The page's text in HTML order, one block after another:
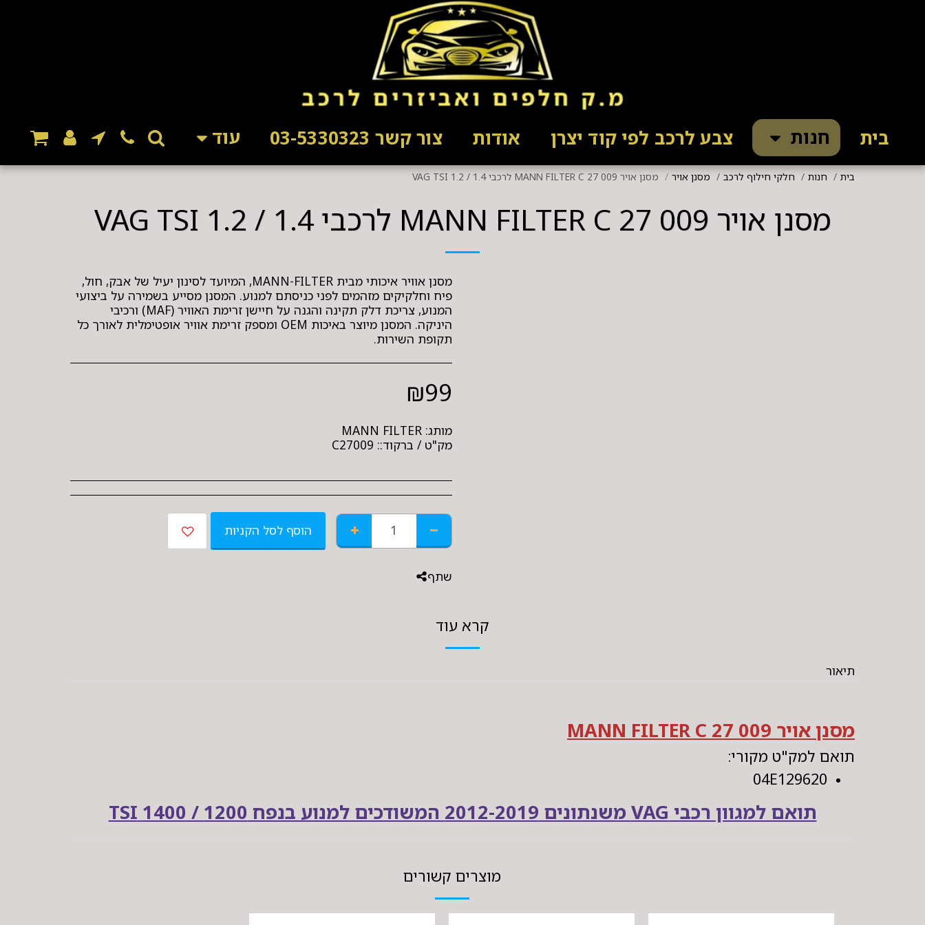
בית חנות צבע לרכב לפי קוד יצרן אודות צור קשר 03-5330323 עוד
בית חנות חלקי חילוף לרכב מסנן אויר מסנן אויר MANN FILTER C 27 009 לרכבי VAG TSI 1.2 / 1.4
מסנן אויר MANN FILTER C 27 009 לרכבי VAG TSI 1.2 / 1.4
מסנן אוויר איכותי מבית MANN-FILTER, המיועד לסינון יעיל של אבק, חול,
פיח וחלקיקים מזהמים לפני כניסתם למנוע. המסנן מסייע בשמירה על ביצועי
המנוע, צריכת דלק תקינה והגנה על חיישן זרימת האוויר (MAF) ורכיבי
היניקה. המסנן מיוצר באיכות OEM ומספק זרימת אוויר אופטימלית לאורך כל
תקופת השירות.
₪99
מותג: MANN FILTER
מק"ט / ברקוד:: C27009
הוסף לסל הקניות
שתף
קרא עוד
תיאור
מסנן אויר MANN FILTER C 27 009
תואם למק"ט מקורי:
04E129620
תואם למגוון רכבי VAG משנתונים 2012-2019 המשודכים למנוע בנפח 1200 / 1400 TSI
מוצרים קשורים